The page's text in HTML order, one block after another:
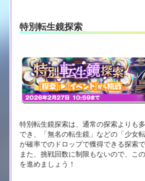
特別転生鏡探索
特別転生鏡探索は、通常の探索よりも
でき、「無名の転生鏡」などの「少女
が確率でのドロップで獲得できる探索で
また、挑戦回数に制限もないので、こ
を進めましょう！